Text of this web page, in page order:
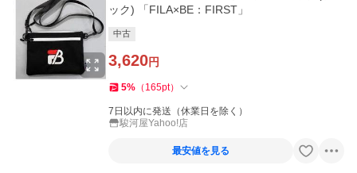
ック) 「FILA×BE：FIRST」
中古
3,620円
5% （ 165pt）
7日以内に発送（休業日を除く）
駿河屋Yahoo!店
最安値を見る